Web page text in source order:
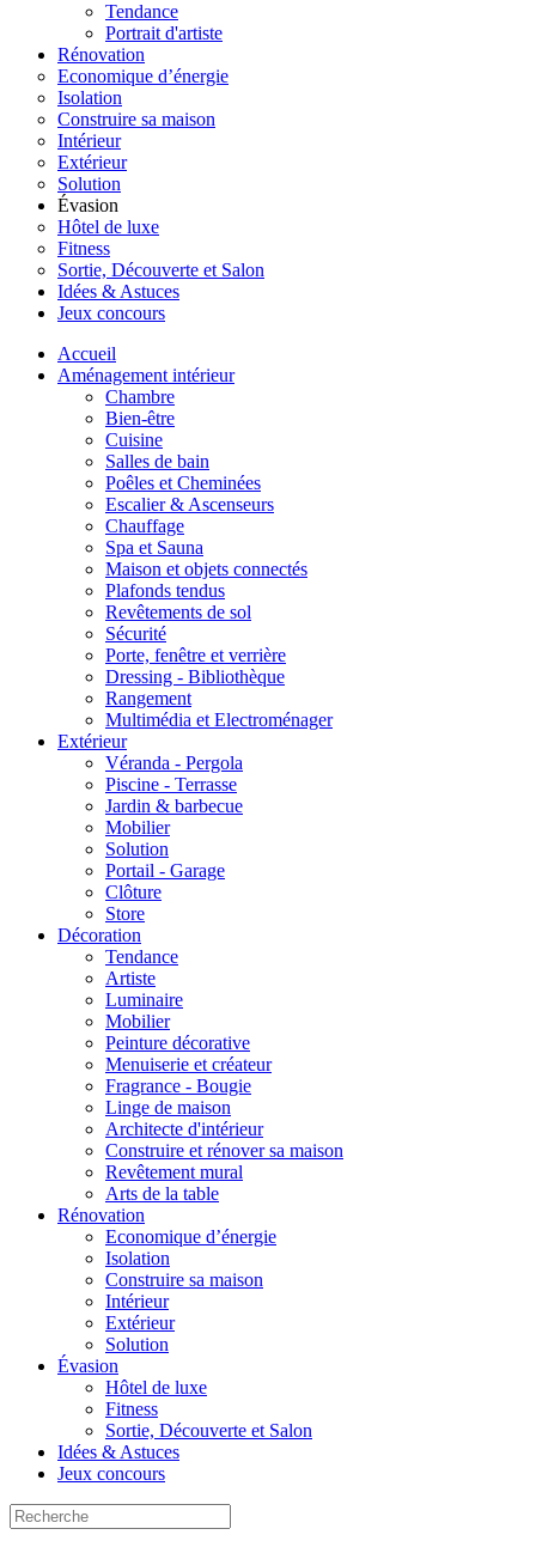
Tendance
Portrait d'artiste
Rénovation
Economique d’énergie
Isolation
Construire sa maison
Intérieur
Extérieur
Solution
Évasion
Hôtel de luxe
Fitness
Sortie, Découverte et Salon
Idées & Astuces
Jeux concours
Accueil
Aménagement intérieur
Chambre
Bien-être
Cuisine
Salles de bain
Poêles et Cheminées
Escalier & Ascenseurs
Chauffage
Spa et Sauna
Maison et objets connectés
Plafonds tendus
Revêtements de sol
Sécurité
Porte, fenêtre et verrière
Dressing - Bibliothèque
Rangement
Multimédia et Electroménager
Extérieur
Véranda - Pergola
Piscine - Terrasse
Jardin & barbecue
Mobilier
Solution
Portail - Garage
Clôture
Store
Décoration
Tendance
Artiste
Luminaire
Mobilier
Peinture décorative
Menuiserie et créateur
Fragrance - Bougie
Linge de maison
Architecte d'intérieur
Construire et rénover sa maison
Revêtement mural
Arts de la table
Rénovation
Economique d’énergie
Isolation
Construire sa maison
Intérieur
Extérieur
Solution
Évasion
Hôtel de luxe
Fitness
Sortie, Découverte et Salon
Idées & Astuces
Jeux concours